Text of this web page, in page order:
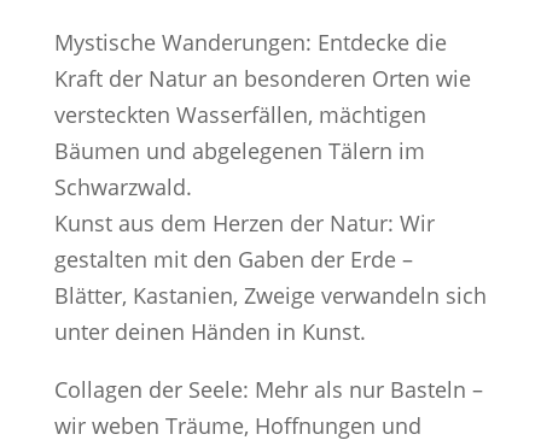
Mystische Wanderungen: Entdecke die
Kraft der Natur an besonderen Orten wie
versteckten Wasserfällen, mächtigen
Bäumen und abgelegenen Tälern im
Schwarzwald.
Kunst aus dem Herzen der Natur: Wir
gestalten mit den Gaben der Erde –
Blätter, Kastanien, Zweige verwandeln sich
unter deinen Händen in Kunst.
Collagen der Seele: Mehr als nur Basteln –
wir weben Träume, Hoffnungen und